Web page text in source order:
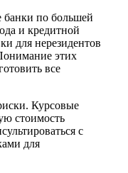
банки по большей
и кредитной
для нерезидентов
этих
все
Курсовые
стоимость
с
для